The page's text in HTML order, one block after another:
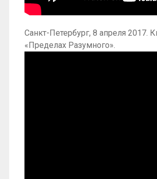
Санкт-Петербург, 8 апреля 2017.
«Пределах Разумного».